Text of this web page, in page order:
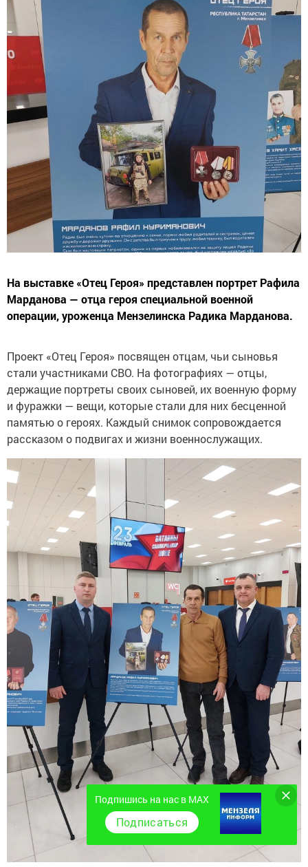
На выставке «Отец Героя» представлен портрет Рафила
Марданова — отца героя специальной военной
операции, уроженца Мензелинска Радика Марданова.
Проект «Отец Героя» посвящен отцам, чьи сыновья
стали участниками СВО. На фотографиях — отцы,
держащие портреты своих сыновей, их военную форму
и фуражки — вещи, которые стали для них бесценной
памятью о героях. Каждый снимок сопровождается
рассказом о подвигах и жизни военнослужащих.
Подпишись на нас в MAX
Подписаться